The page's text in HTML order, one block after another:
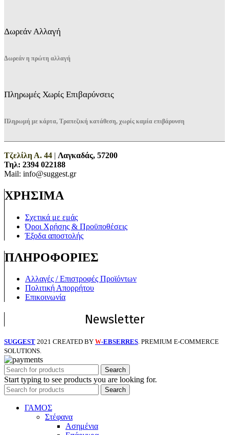
Δωρεάν Αλλαγή
Δωρεάν η πρώτη αλλαγή
Πληρωμές Χωρίς Επιβαρύνσεις
Πληρωμή με κάρτα, Τραπεζική κατάθεση, χωρίς καμία επιβάρυνση
Τζελίλη Α. 44 | Λαγκαδάς, 57200
Τηλ: 2394 022188
Mail: info@suggest.gr
ΧΡΗΣΙΜΑ
Σχετικά με εμάς
Όροι Χρήσης & Προϋποθέσεις
Έξοδα αποστολής
ΠΛΗΡΟΦΟΡΙΕΣ
Αλλαγές / Επιστροφές Προϊόντων
Πολιτική Απορρήτου
Επικοινωνία
Newsletter
SUGGEST 2021 CREATED BY W-EBSERRES. PREMIUM E-COMMERCE
SOLUTIONS.
Search
Start typing to see products you are looking for.
Search
ΓΑΜΟΣ
Στέφανα
Ασημένια